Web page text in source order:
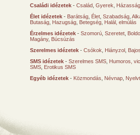
Családi idézetek - Család Gyerek
Élet idézetek - Barátság Élet Szabadság
Butaság Hazugság Betegség Halál, elmúlás
Érzelmes idézetek - Szomorú Szeretet
Magány, Búcsúzás
Szerelmes idézetek - Csókok Hiányzol
SMS idézetek - Szerelmes SMS Humoros,
SMS Erotikus SMS
Egyéb idézetek - Közmondás Névnap